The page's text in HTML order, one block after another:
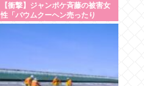
【衝撃】ジャンポケ斉藤の被害女
性「バウムクーヘン売ったり
TikTokライブしててムカついたか